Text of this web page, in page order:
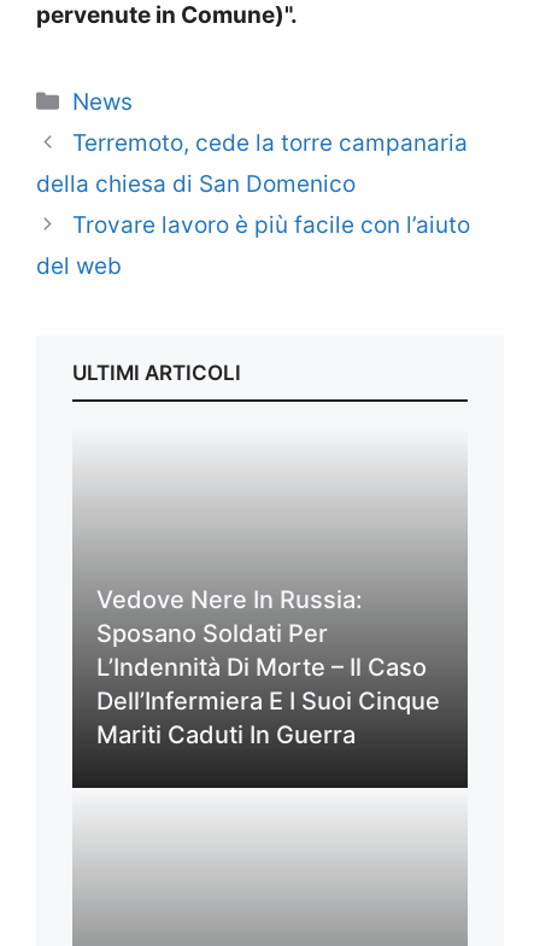
pervenute in Comune)".
Categorie
News
Terremoto, cede la torre campanaria
della chiesa di San Domenico
Trovare lavoro è più facile con l’aiuto
del web
ULTIMI ARTICOLI
Vedove Nere In Russia:
Sposano Soldati Per
L’Indennità Di Morte – Il Caso
Dell’Infermiera E I Suoi Cinque
Mariti Caduti In Guerra